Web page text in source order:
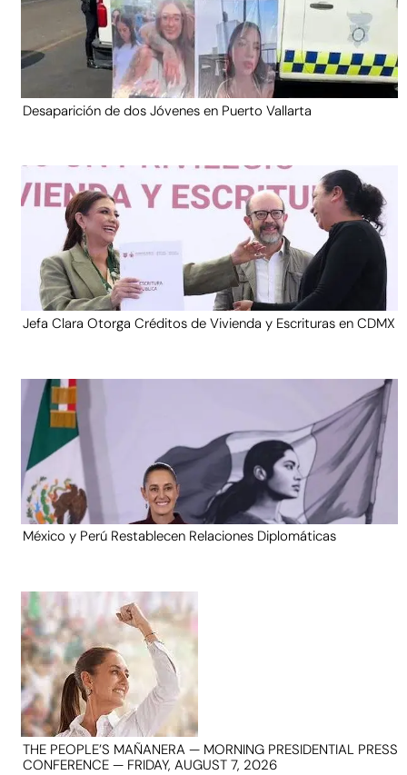
Desaparición de dos Jóvenes en Puerto Vallarta
Jefa Clara Otorga Créditos de Vivienda y Escrituras en CDMX
México y Perú Restablecen Relaciones Diplomáticas
THE PEOPLE’S MAÑANERA — MORNING PRESIDENTIAL PRESS
CONFERENCE — FRIDAY, AUGUST 7, 2026